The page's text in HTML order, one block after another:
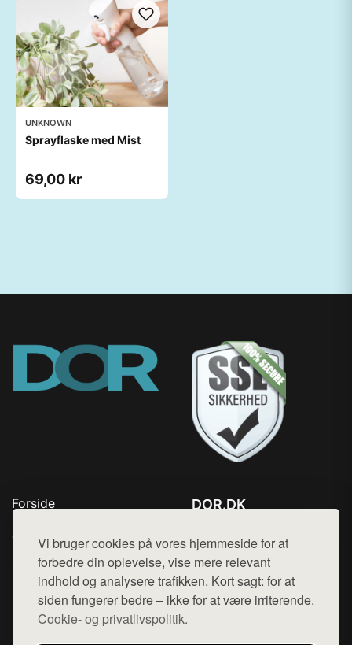
Vi bruger cookies på vores hjemmeside for at
forbedre din oplevelse, vise mere relevant
indhold og analysere trafikken. Kort sagt: for at
siden fungerer bedre – ikke for at være irriterende.
Cookie- og privatlivspolitik.
UNKNOWN
Sprayflaske med Mist
69,00 kr
Forside
Top Rabatter
Kontakt
DOR.DK
Mail: hej@want.dk
Cookie- og privatlivspolitik